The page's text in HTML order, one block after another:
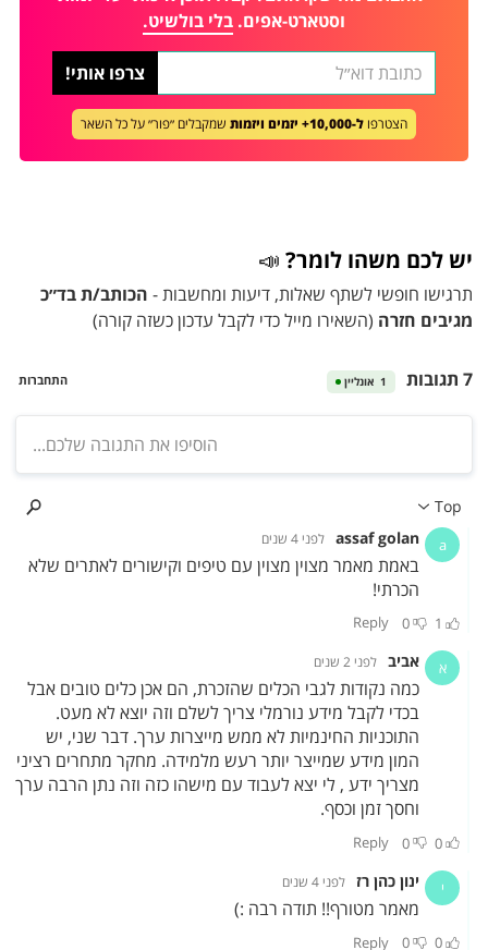
וסטארט-אפים. בלי בולשיט.
הצטרפו ל-10,000+ יזמים ויזמות שמקבלים ״פור״ על כל השאר
יש לכם משהו לומר? 📣
תרגישו חופשי לשתף שאלות, דיעות ומחשבות - הכותב/ת בד״כ
מגיבים חזרה (השאירו מייל כדי לקבל עדכון כשזה קורה)